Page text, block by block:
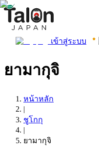
เข้าสู่ระบบ
ยามากุจิ
หน้าหลัก
|
ชูโกกุ
|
ยามากุจิ